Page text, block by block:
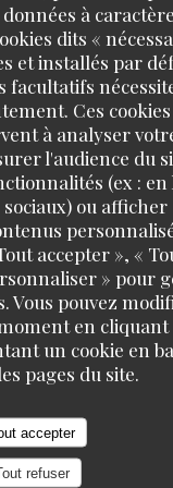
à
dits «
et installés par
facultatifs
Ces cookies
à analyser
l'audience du
(ex : en
sociaux) ou afficher
accepter », «
» pour
Vous pouvez
en
un cookie en
pages du site.
accepter
refuser
service de
magnifique. A
:
de Seine